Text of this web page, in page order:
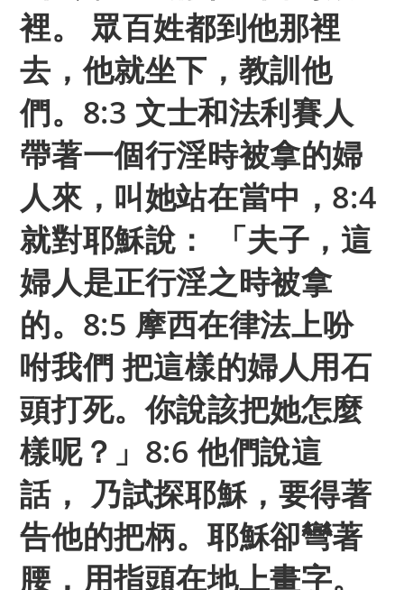
裡。 眾百姓都到他那裡
去，他就坐下，教訓他
們。8:3 文士和法利賽人
帶著一個行淫時被拿的婦
人來，叫她站在當中，8:4
就對耶穌說： 「夫子，這
婦人是正行淫之時被拿
的。8:5 摩西在律法上吩
咐我們 把這樣的婦人用石
頭打死。你說該把她怎麼
樣呢？」8:6 他們說這
話， 乃試探耶穌，要得著
告他的把柄。耶穌卻彎著
腰，用指頭在地上畫字。